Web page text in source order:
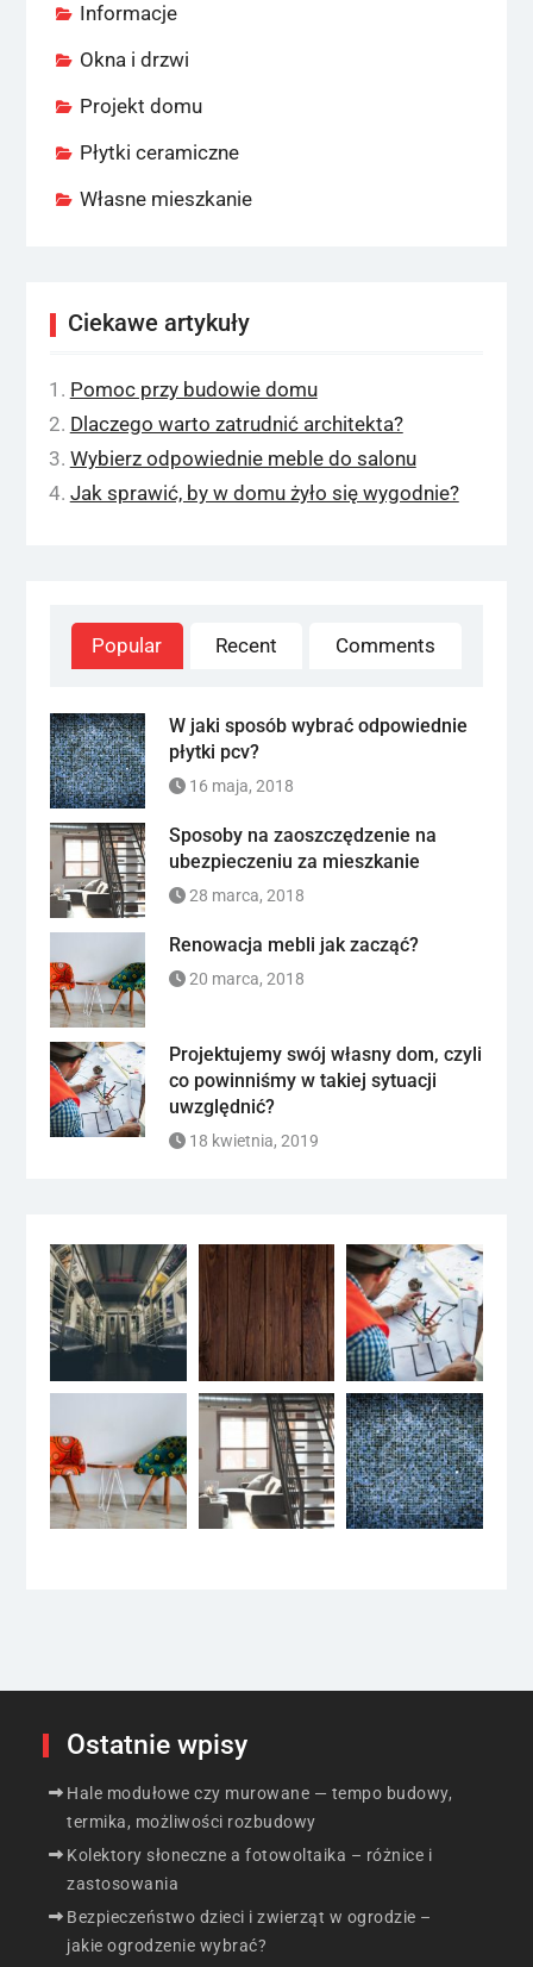
Informacje
Okna i drzwi
Projekt domu
Płytki ceramiczne
Własne mieszkanie
Ciekawe artykuły
Pomoc przy budowie domu
Dlaczego warto zatrudnić architekta?
Wybierz odpowiednie meble do salonu
Jak sprawić, by w domu żyło się wygodnie?
Popular Recent Comments
W jaki sposób wybrać odpowiednie
płytki pcv?
16 maja, 2018
Sposoby na zaoszczędzenie na
ubezpieczeniu za mieszkanie
28 marca, 2018
Renowacja mebli jak zacząć?
20 marca, 2018
Projektujemy swój własny dom, czyli
co powinniśmy w takiej sytuacji
uwzględnić?
18 kwietnia, 2019
Ostatnie wpisy
Hale modułowe czy murowane — tempo budowy,
termika, możliwości rozbudowy
Kolektory słoneczne a fotowoltaika – różnice i
zastosowania
Bezpieczeństwo dzieci i zwierząt w ogrodzie –
jakie ogrodzenie wybrać?